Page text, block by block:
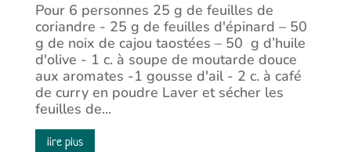
Pour 6 personnes 25 g de feuilles de
coriandre - 25 g de feuilles d'épinard – 50
g de noix de cajou taostées – 50 g d’huile
d'olive - 1 c. à soupe de moutarde douce
aux aromates -1 gousse d'ail - 2 c. à café
de curry en poudre Laver et sécher les
feuilles de...
lire plus